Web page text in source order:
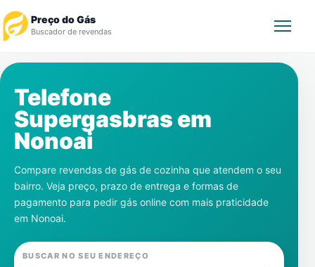
Preço do Gás
Buscador de revendas
Revendedor
Notícias
Cadastre-se
Gás
Contatos
Telefone
Supergasbras em
Nonoai
Compare revendas de gás de cozinha que atendem o seu
bairro. Veja preço, prazo de entrega e formas de
pagamento para pedir gás online com mais praticidade
em Nonoai.
BUSCAR NO SEU ENDEREÇO